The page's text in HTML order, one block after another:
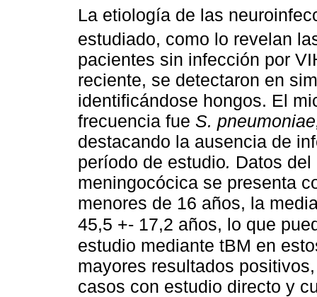
La etiología de las
estudiado, como lo revelan
pacientes sin infección por
reciente, se detectaron en
identificándose hongos. El
frecuencia fue S.
destacando la ausencia de
período de estudio. Datos
meningocócica se presenta
menores de 16 años, la
45,5 +- 17,2 años, lo que
estudio mediante tBM en
mayores resultados
casos con estudio directo y